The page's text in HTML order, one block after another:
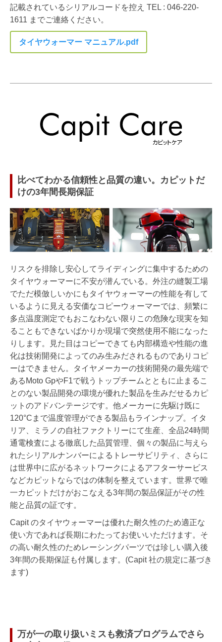
記載されているシリアルコードを控え TEL : 046-220-
1611 までご連絡ください。
タイヤウォーマー マニュアル.pdf
比べてわかる信頼性と品質の違い。カピットだ
けの3年間長期保証
リスクを排除し安心してライディングに集中するための
タイヤウォーマーに不安が潜んでいる。外注の縫製工場
でただ模倣しいかにもタイヤウォーマーの性能を有して
いるように見える安価なコピーウォーマーでは、頻繁に
多点温度測定でもおこなわない限りこの危険な現実を知
ることもできないばかりか現場で突然使用不能になった
りします。見た目はコピーできても内部構造や性能の進
化は技術開発によってのみ生みだされるものでありコピ
ーはできません。タイヤメーカーの技術開発の最先端で
あるMoto GpやF1で戦うトップチームとともに止まるこ
とのない製品開発の環境が優れた製品を生みだせるカピ
ットのアドバンテージです。他メーカーに先駆け既に
120°Cまで温度管理ができる製品もラインナップ。イタ
リア、ミラノの自社ファクトリーにて生産、全品24時間
通電検査による徹底した品質管理、個々の製品に与えら
れたシリアルナンバーによるトレーサビリティ、さらに
は世界中に広がるネットワークによるアフターサービス
などカピットならではの体制を整えています。世界で唯
一カピットだけがおこなえる3年間の製品保証がその性
能と品質の証です。
Capit のタイヤウォーマーは優れた耐久性のため適正な
使い方であれば長期にわたってお使いいただけます。そ
の高い耐久性のためレーシングパーツでは珍しい購入後
3年間の長期保証も付属します。(Capit 社の規定に基づき
ます)
万が一の取り扱いミスも救済プログラムでさら